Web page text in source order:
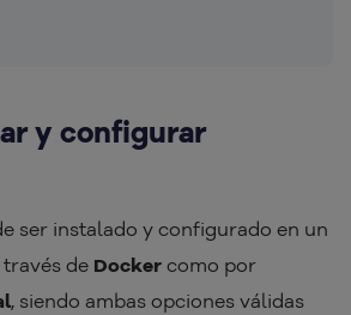
y configurar
ser instalado y configurado en un
de Docker como por
, siendo ambas opciones válidas